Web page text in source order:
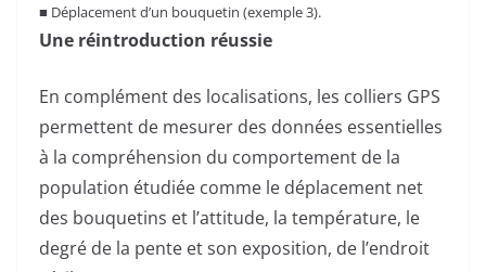
■ Déplacement d’un bouquetin (exemple 3).
Une réintroduction réussie
En complément des localisations, les colliers GPS
permettent de mesurer des données essentielles
à la compréhension du comportement de la
population étudiée comme le déplacement net
des bouquetins et l’attitude, la température, le
degré de la pente et son exposition, de l’endroit